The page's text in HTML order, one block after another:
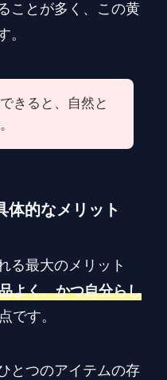
ことが多く、この黄
。
きると、自然と
体的なメリット
る最大のメリット
よく、かつ自分らし
です。
とつのアイテムの存